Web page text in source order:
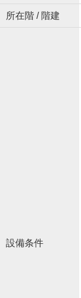
所在階 / 階建
設備条件